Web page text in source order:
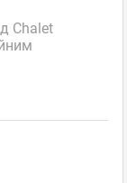
Chalet